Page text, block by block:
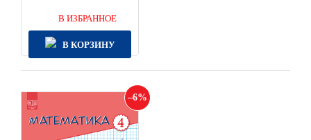
В ИЗБРАННОЕ
В КОРЗИНУ
6